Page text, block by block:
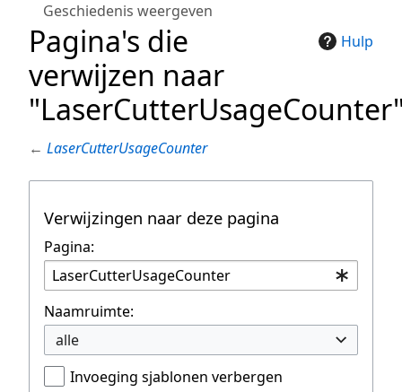
Geschiedenis weergeven
Hulp
Pagina's die
verwijzen naar
← LaserCutterUsageCounter
Verwijzingen naar deze pagina
Pagina:
Naamruimte:
alle
Invoeging sjablonen verbergen